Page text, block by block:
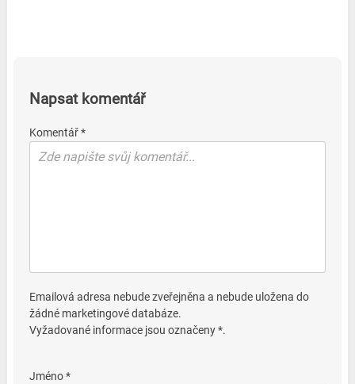
Napsat komentář
Komentář *
Emailová adresa nebude zveřejněna a nebude uložena do
žádné marketingové databáze.
Vyžadované informace jsou označeny *.
Jméno *